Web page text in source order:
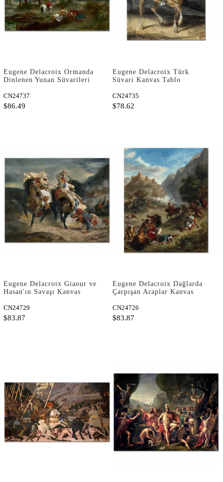
Eugene Delacroix Ormanda
Dinlenen Yunan Süvarileri
CN24737
$86.49
Eugene Delacroix Türk
Süvari Kanvas Tablo
CN24735
$78.62
Eugene Delacroix Giaour ve
Hasan'ın Savaşı Kanvas
CN24729
$83.87
Eugene Delacroix Dağlarda
Çarpışan Araplar Kanvas
CN24726
$83.87